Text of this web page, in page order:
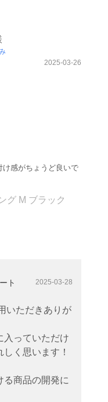
2025-03-26
感がちょうど良いで
グ M ブラック
ト 2025-03-28
いただきありが
入っていただけ
く思います！
る商品の開発に